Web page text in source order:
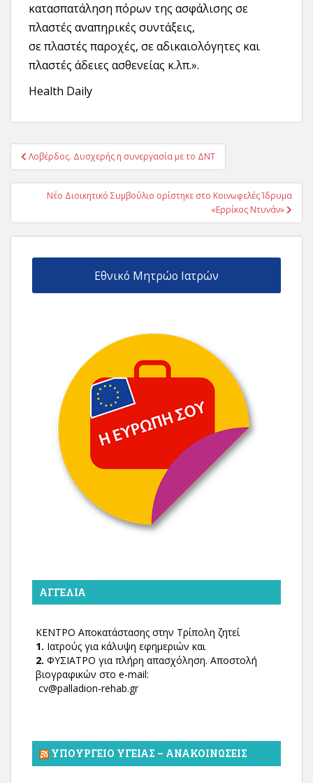
κατασπατάληση πόρων της ασφάλισης σε
πλαστές αναπηρικές συντάξεις,
σε πλαστές παροχές, σε αδικαιολόγητες και
πλαστές άδειες ασθενείας κ.λπ.».
Health Daily
Πλοήγηση
άρθρων
Λοβέρδος. Δυσχερής η συνεργασία με το ΔΝΤ
Νέο Διοικητικό Συμβούλιο ορίστηκε στο Κοινωφελές Ίδρυμα
«Ερρίκος Ντυνάν»
Εθνικό Μητρώο Ιατρών
ΑΓΓΕΛΊΑ
ΚΕΝΤΡΟ Αποκατάστασης στην Τρίπολη ζητεί
1. Ιατρούς για κάλυψη εφημεριών και
2. ΦΥΣΙΑΤΡΟ για πλήρη απασχόληση. Αποστολή
βιογραφικών στο e-mail:
cv@palladion-rehab.gr
ΥΠΟΥΡΓΕΊΟ ΥΓΕΊΑΣ – ΑΝΑΚΟΙΝΏΣΕΙΣ